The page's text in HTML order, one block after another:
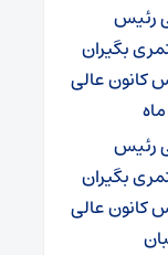
رئیس
بگیران
کانون عالی
رئیس
بگیران
کانون عالی